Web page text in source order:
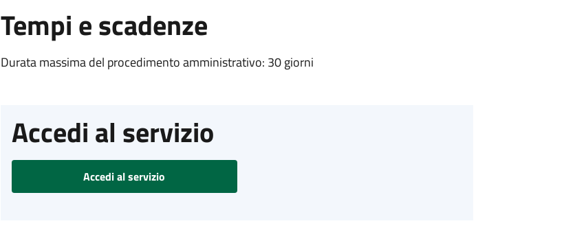
Tempi e scadenze
Durata massima del procedimento amministrativo: 30 giorni
Accedi al servizio
Accedi al servizio